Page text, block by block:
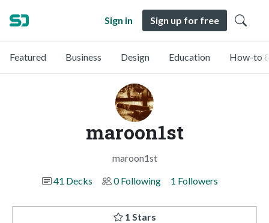
Sign in Sign up for free
Featured Business Design Education How-to
maroon1st
maroon1st
41 Decks
0 Following 1 Followers
1 Stars